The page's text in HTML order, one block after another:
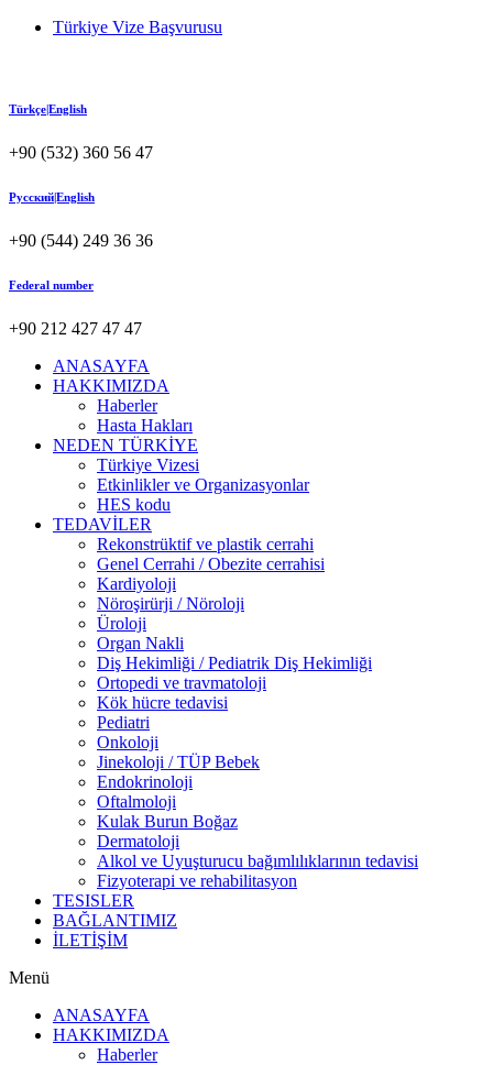
Türkiye Vize Başvurusu
Türkçe|English
+90 (532) 360 56 47
Русский|English
+90 (544) 249 36 36
Federal number
+90 212 427 47 47
ANASAYFA
HAKKIMIZDA
Haberler
Hasta Hakları
NEDEN TÜRKİYE
Türkiye Vizesi
Etkinlikler ve Organizasyonlar
HES kodu
TEDAVİLER
Rekonstrüktif ve plastik cerrahi
Genel Cerrahi / Obezite cerrahisi
Kardiyoloji
Nöroşirürji / Nöroloji
Üroloji
Organ Nakli
Diş Hekimliği / Pediatrik Diş Hekimliği
Ortopedi ve travmatoloji
Kök hücre tedavisi
Pediatri
Onkoloji
Jinekoloji / TÜP Bebek
Endokrinoloji
Oftalmoloji
Kulak Burun Boğaz
Dermatoloji
Alkol ve Uyuşturucu bağımlılıklarının tedavisi
Fizyoterapi ve rehabilitasyon
TESISLER
BAĞLANTIMIZ
İLETİŞİM
Menü
ANASAYFA
HAKKIMIZDA
Haberler